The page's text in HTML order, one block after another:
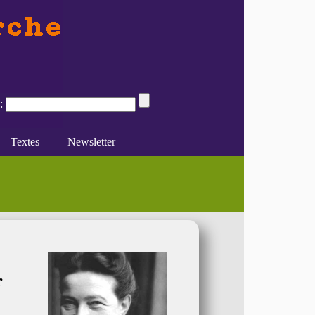
Sexe – L’histoire de l’art au (...)
Textes Newsletter